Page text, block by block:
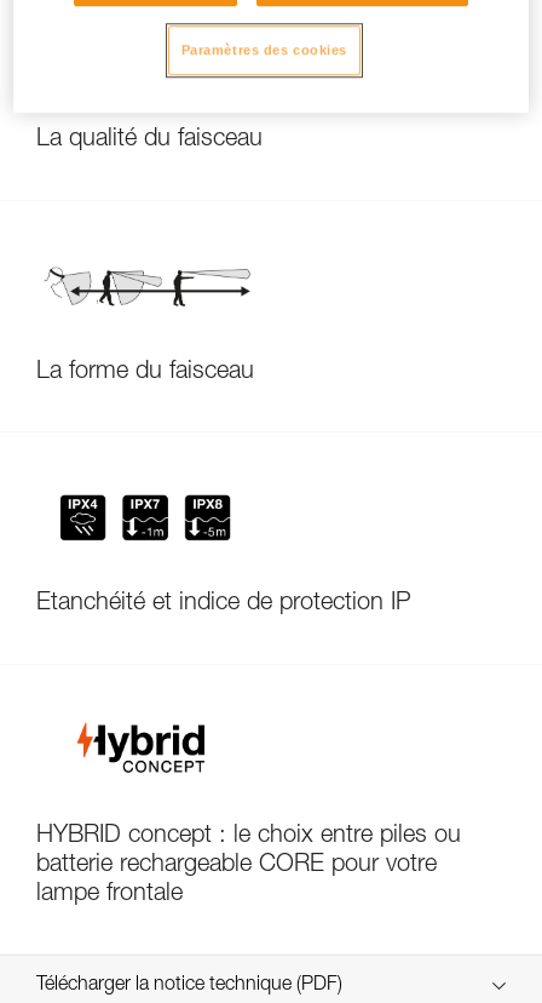
La qualité du faisceau
La forme du faisceau
Étanchéité et indice de protection IP
HYBRID concept : le choix entre piles ou
batterie rechargeable CORE pour votre
lampe frontale
Télécharger la notice technique (PDF)
Paramètres des cookies